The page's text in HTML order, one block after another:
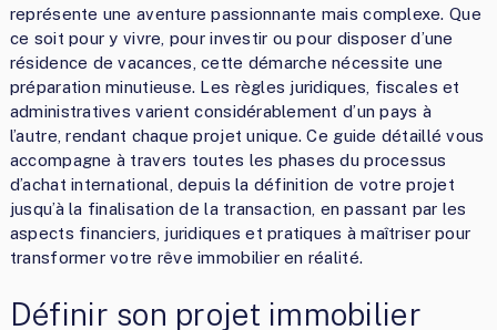
représente une aventure passionnante mais complexe. Que
ce soit pour y vivre, pour investir ou pour disposer d’une
résidence de vacances, cette démarche nécessite une
préparation minutieuse. Les règles juridiques, fiscales et
administratives varient considérablement d’un pays à
l’autre, rendant chaque projet unique. Ce guide détaillé vous
accompagne à travers toutes les phases du processus
d’achat international, depuis la définition de votre projet
jusqu’à la finalisation de la transaction, en passant par les
aspects financiers, juridiques et pratiques à maîtriser pour
transformer votre rêve immobilier en réalité.
Définir son projet immobilier